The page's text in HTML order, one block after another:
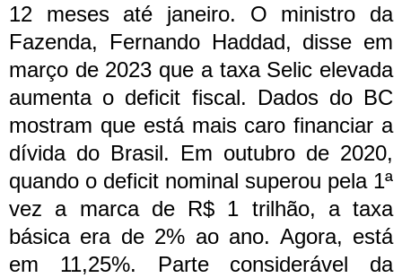
12 meses até janeiro. O ministro da
Fazenda, Fernando Haddad, disse em
março de 2023 que a taxa Selic elevada
aumenta o deficit fiscal. Dados do BC
mostram que está mais caro financiar a
dívida do Brasil. Em outubro de 2020,
quando o deficit nominal superou pela 1ª
vez a marca de R$ 1 trilhão, a taxa
básica era de 2% ao ano. Agora, está
em 11,25%. Parte considerável da